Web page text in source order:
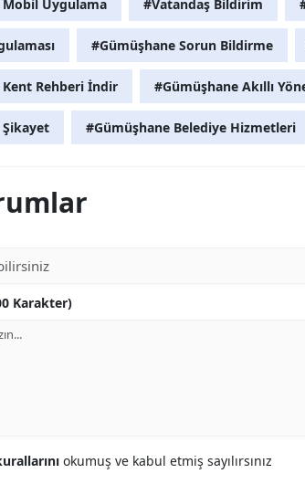
Uygulama #Vatandaş Bildirim
#Gümüşhane Sorun Bildirme
Rehberi İndir #Gümüşhane Akıllı
#Gümüşhane Belediye Hizmetleri
Karakter)
okumuş ve kabul etmiş sayılırsınız